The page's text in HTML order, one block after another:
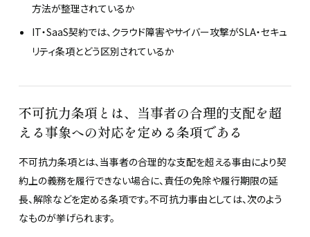
方法が整理されているか
IT・SaaS契約では、クラウド障害やサイバー攻撃がSLA・セキュ
リティ条項とどう区別されているか
不可抗力条項とは、当事者の合理的支配を超
える事象への対応を定める条項である
不可抗力条項とは、当事者の合理的な支配を超える事由により契
約上の義務を履行できない場合に、責任の免除や履行期限の延
長、解除などを定める条項です。不可抗力事由としては、次のよう
なものが挙げられます。